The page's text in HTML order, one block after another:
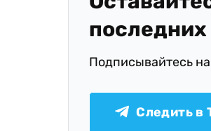
Подписывайтесь
Следить в